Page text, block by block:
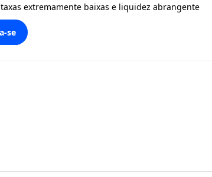
extremamente baixas e liquidez abrangente
se